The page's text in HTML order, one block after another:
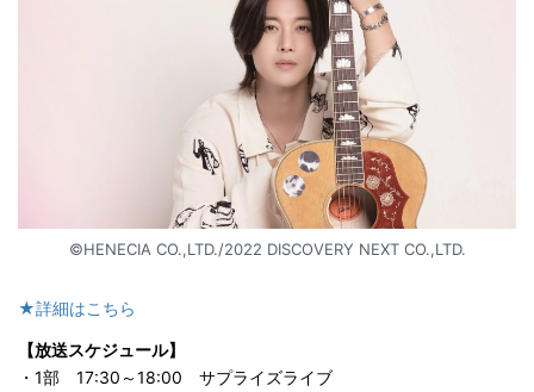
©HENECIA CO.,LTD./2022 DISCOVERY NEXT CO.,LTD.
★詳細はこちら
【放送スケジュール】
・1部 17:30～18:00 サプライズライブ